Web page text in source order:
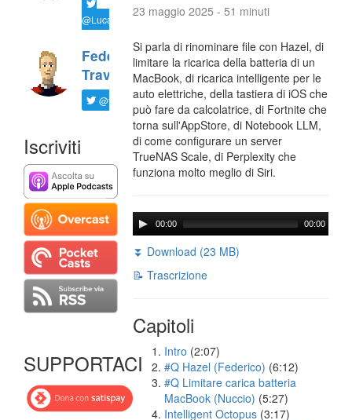
@LucaTNT
Federico
Travaini
@ftrava
Iscriviti
SUPPORTACI
23 maggio 2025 - 51 minuti
Si parla di rinominare file con Hazel, di
limitare la ricarica della batteria di un
MacBook, di ricarica intelligente per le
auto elettriche, della tastiera di iOS che
può fare da calcolatrice, di Fortnite che
torna sull'AppStore, di Notebook LLM,
di come configurare un server
TrueNAS Scale, di Perplexity che
funziona molto meglio di Siri.
00:00 00:00
⏬ Download (23 MB)
📝 Trascrizione
Capitoli
Intro (2:07)
#Q Hazel (Federico) (6:12)
#Q Limitare carica batteria
MacBook (Nuccio) (5:27)
Intelligent Octopus (3:17)